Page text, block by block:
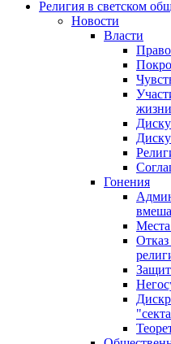
Религия в светском
Новости
Власти
жизни
Гонения